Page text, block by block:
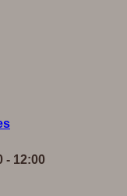
- 12:00